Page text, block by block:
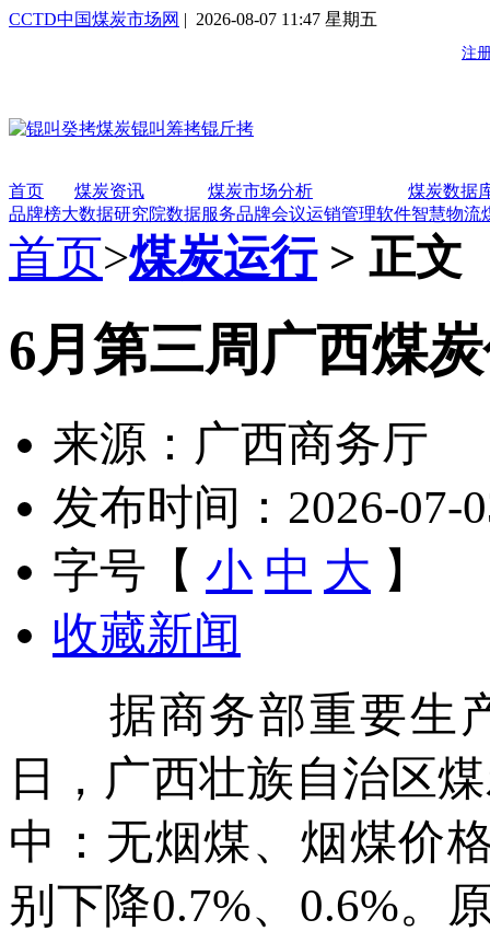
CCTD中国煤炭市场网 | 2026-08-07 11:47 星期五
首页 煤炭资讯 煤炭市场分析
煤炭数据
品牌榜大数据研究院数据服务品牌会议运销管理软件智慧物流
首页>煤炭运行> 正文
6月第三周广西煤
来源：广西商务厅
发布时间：2026-07-
字号【 小 中 大 】
收藏新闻
据商务部重要生产
日，广西壮族自治区
中：无烟煤、烟煤价
别下降0.7%、0.6%。